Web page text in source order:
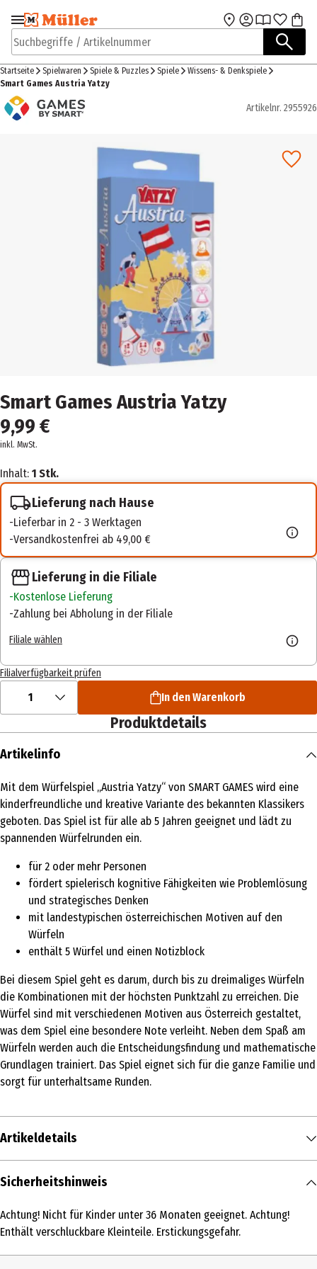
Zur Navigation
springen
Zum Hauptinhalt
Suchbegriffe / Artikelnummer
Startseite Spielwaren Spiele & Puzzles Spiele
Wissens- & Denkspiele
Smart Games Austria Yatzy
Artikelnr. 2955926
Smart Games Austria Yatzy
9,99 €
inkl. MwSt.
Inhalt: 1 Stk.
Lieferung nach Hause
Lieferbar in 2 - 3 Werktagen
Versandkostenfrei ab 49,00 €
Lieferung in die Filiale
Kostenlose Lieferung
Zahlung bei Abholung in der Filiale
Filiale wählen
Filialverfügbarkeit prüfen
1 In den Warenkorb
Produktdetails
Artikelinfo
Mit dem Würfelspiel „Austria Yatzy“ von SMART GAMES wird eine
kinderfreundliche und kreative Variante des bekannten Klassikers
geboten. Das Spiel ist für alle ab 5 Jahren geeignet und lädt zu
spannenden Würfelrunden ein.
für 2 oder mehr Personen
fördert spielerisch kognitive Fähigkeiten wie Problemlösung
und strategisches Denken
mit landestypischen österreichischen Motiven auf den
Würfeln
enthält 5 Würfel und einen Notizblock
Bei diesem Spiel geht es darum, durch bis zu dreimaliges Würfeln
die Kombinationen mit der höchsten Punktzahl zu erreichen. Die
Würfel sind mit verschiedenen Motiven aus Österreich gestaltet,
was dem Spiel eine besondere Note verleiht. Neben dem Spaß am
Würfeln werden auch die Entscheidungsfindung und mathematische
Grundlagen trainiert. Das Spiel eignet sich für die ganze Familie und
sorgt für unterhaltsame Runden.
Artikeldetails
Inhalt
Produkttyp
Sicherheitshinweis
Achtung! Nicht für Kinder unter 36 Monaten geeignet. Achtung!
Enthält verschluckbare Kleinteile. Erstickungsgefahr.